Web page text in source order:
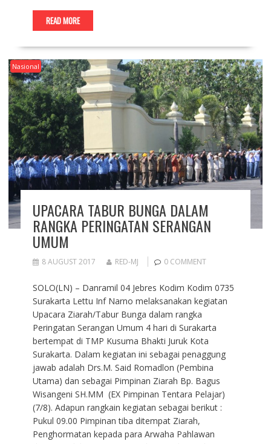
READ MORE
Nasional
UPACARA TABUR BUNGA DALAM
RANGKA PERINGATAN SERANGAN
UMUM
8 AUGUST 2017 RED-MJ 0 COMMENT
SOLO(LN) – Danramil 04 Jebres Kodim Kodim 0735
Surakarta Lettu Inf Narno melaksanakan kegiatan
Upacara Ziarah/Tabur Bunga dalam rangka
Peringatan Serangan Umum 4 hari di Surakarta
bertempat di TMP Kusuma Bhakti Juruk Kota
Surakarta. Dalam kegiatan ini sebagai penaggung
jawab adalah Drs.M. Said Romadlon (Pembina
Utama) dan sebagai Pimpinan Ziarah Bp. Bagus
Wisangeni SH.MM (EX Pimpinan Tentara Pelajar)
(7/8). Adapun rangkain kegiatan sebagai berikut :
Pukul 09.00 Pimpinan tiba ditempat Ziarah,
Penghormatan kepada para Arwaha Pahlawan